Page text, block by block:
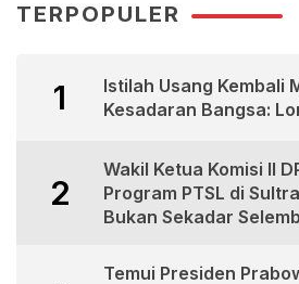
TERPOPULER
1
Istilah Usang Kembali
Kesadaran Bangsa:
2
Wakil Ketua Komisi II
Program PTSL di
Bukan Sekadar
Temui Presiden